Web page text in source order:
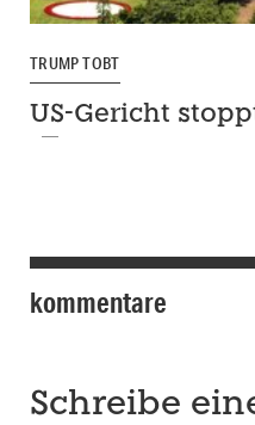
TRUMP TOBT
US-Gericht
kommentare
Schreibe